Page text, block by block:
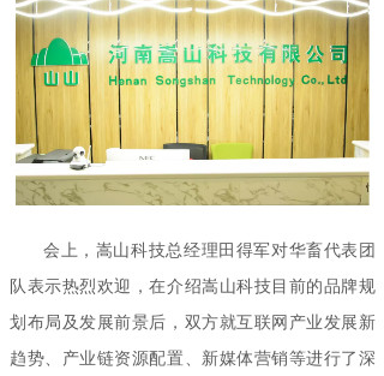
会上，嵩山科技总经理田得军对华畜代表团
队表示热烈欢迎，在介绍嵩山科技目前的品牌规
划布局及发展前景后，双方就互联网产业发展新
趋势、产业链资源配置、新媒体营销等进行了深